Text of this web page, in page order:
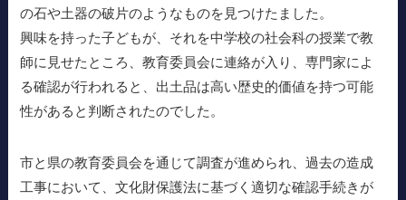
の石や土器の破片のようなものを見つけたました。
興味を持った子どもが、それを中学校の社会科の授業で教
師に見せたところ、教育委員会に連絡が入り、専門家によ
る確認が行われると、出土品は高い歴史的価値を持つ可能
性があると判断されたのでした。
市と県の教育委員会を通じて調査が進められ、過去の造成
工事において、文化財保護法に基づく適切な確認手続きが